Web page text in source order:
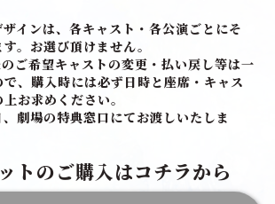
ザインは、各キャスト・各公演ごとにそ
。お選び頂けません。
のご希望キャストの変更・払い戻し等は一
、購入時には必ず日時と座席・キャス
お求めください。
、劇場の特典窓口にてお渡しいたしま
トのご購入はコチラから